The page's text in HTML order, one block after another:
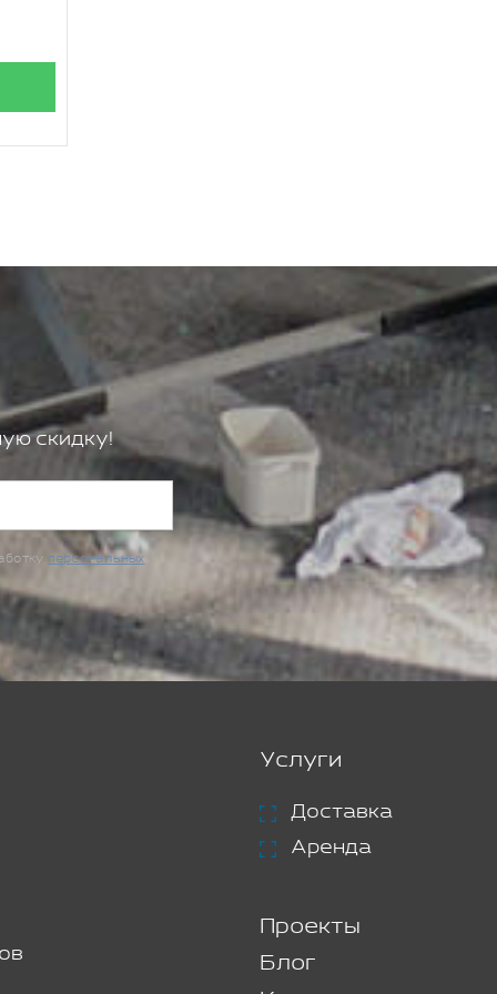
скидку!
персональных
Услуги
Доставка
Аренда
Проекты
Блог